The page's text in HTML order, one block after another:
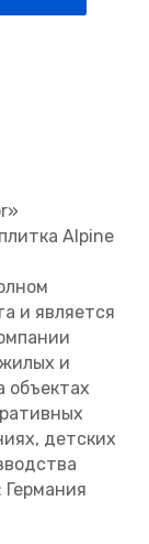
Alpine
и является
и
объектах
детских